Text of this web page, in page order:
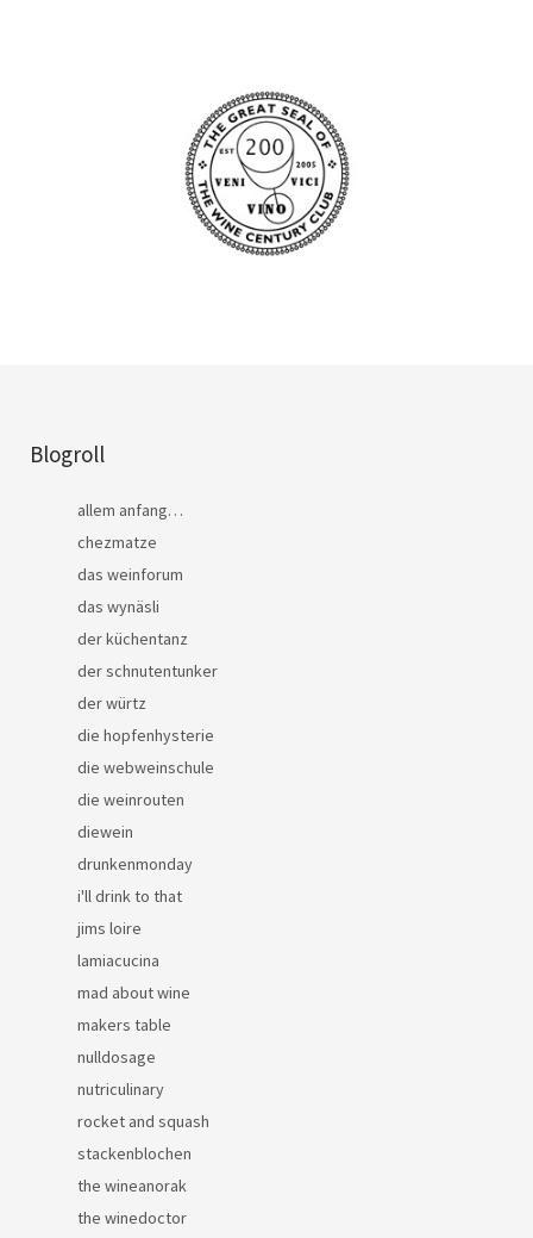
Blogroll
allem anfang…
chezmatze
das weinforum
das wynäsli
der küchentanz
der schnutentunker
der würtz
die hopfenhysterie
die webweinschule
die weinrouten
diewein
drunkenmonday
i'll drink to that
jims loire
lamiacucina
mad about wine
makers table
nulldosage
nutriculinary
rocket and squash
stackenblochen
the wineanorak
the winedoctor